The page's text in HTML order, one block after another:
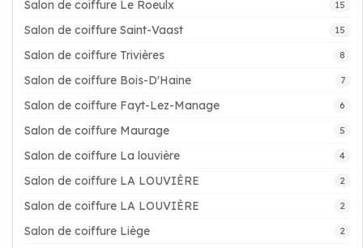
Salon de coiffure Le Roeulx 15
Salon de coiffure Saint-Vaast 15
Salon de coiffure Trivières 8
Salon de coiffure Bois-D'Haine 7
Salon de coiffure Fayt-Lez-Manage 6
Salon de coiffure Maurage 5
Salon de coiffure La louvière 4
Salon de coiffure LA LOUVIÈRE 2
Salon de coiffure LA LOUVIÈRE 2
Salon de coiffure Liège 2